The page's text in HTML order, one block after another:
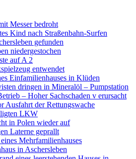
Messer bedroht
Kind nach Straßenbahn-Surfen
gefunden
niedergestochen
auf A 2
entwendet
Einfamilienhauses in Klüden
dringen in Mineralöl – Pumpstation
– Hoher Sachschaden v erursacht
Ausfahrt der Rettungswache
LKW
in Polen wieder auf
Laterne geprallt
Mehrfamilienhauses
in Aschersleben